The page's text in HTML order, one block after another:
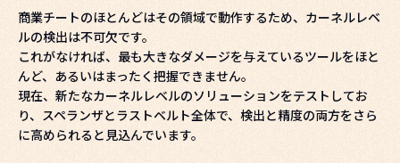
商業チートのほとんどはその領域で動作するため、カーネルレベ
ルの検出は不可欠です。
これがなければ、最も大きなダメージを与えているツールをほと
んど、あるいはまったく把握できません。
現在、新たなカーネルレベルのソリューションをテストしてお
り、スペランザとラストベルト全体で、検出と精度の両方をさら
に高められると見込んでいます。